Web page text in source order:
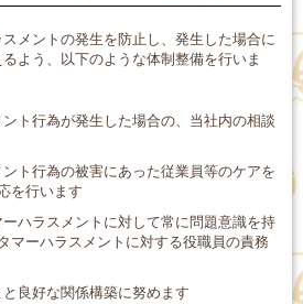
メントの発生を防止し、発生した場合に
よう、以下のような体制整備を行いま
ト行為が発生した場合の、当社内の相談
ト行為の被害にあった従業員等のケアを
を行います
ハラスメントに対して常に問題意識を持
マーハラスメントに対する役職員の責務
良好な関係構築に努めます